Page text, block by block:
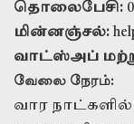
தொலைபேசி:
மின்னஞ்சல்:
வாட்ஸ்அப்
வேலை நேரம்:
வார